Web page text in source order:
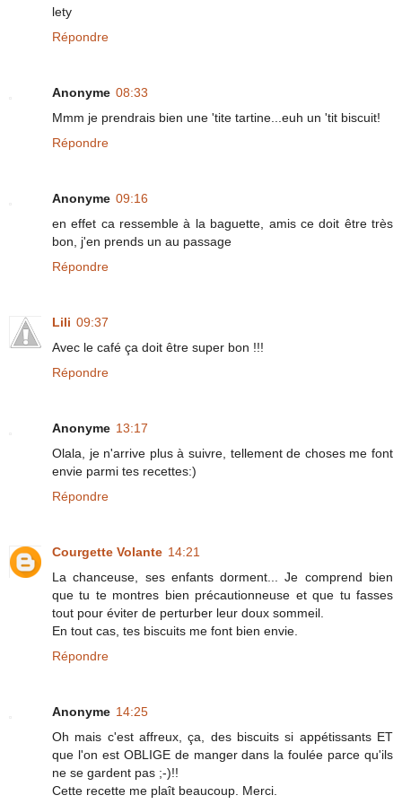
lety
Répondre
Anonyme 08:33
Mmm je prendrais bien une 'tite tartine...euh un 'tit biscuit!
Répondre
Anonyme 09:16
en effet ca ressemble à la baguette, amis ce doit être très
bon, j'en prends un au passage
Répondre
Lili 09:37
Avec le café ça doit être super bon !!!
Répondre
Anonyme 13:17
Olala, je n'arrive plus à suivre, tellement de choses me font
envie parmi tes recettes:)
Répondre
Courgette Volante 14:21
La chanceuse, ses enfants dorment... Je comprend bien
que tu te montres bien précautionneuse et que tu fasses
tout pour éviter de perturber leur doux sommeil.
En tout cas, tes biscuits me font bien envie.
Répondre
Anonyme 14:25
Oh mais c'est affreux, ça, des biscuits si appétissants ET
que l'on est OBLIGE de manger dans la foulée parce qu'ils
ne se gardent pas ;-)!!
Cette recette me plaît beaucoup. Merci.